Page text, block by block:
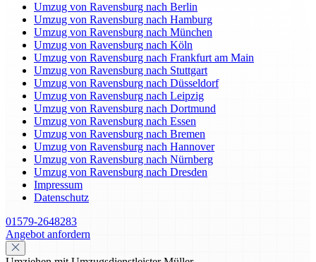
Umzug von Ravensburg nach Berlin
Umzug von Ravensburg nach Hamburg
Umzug von Ravensburg nach München
Umzug von Ravensburg nach Köln
Umzug von Ravensburg nach Frankfurt am Main
Umzug von Ravensburg nach Stuttgart
Umzug von Ravensburg nach Düsseldorf
Umzug von Ravensburg nach Leipzig
Umzug von Ravensburg nach Dortmund
Umzug von Ravensburg nach Essen
Umzug von Ravensburg nach Bremen
Umzug von Ravensburg nach Hannover
Umzug von Ravensburg nach Nürnberg
Umzug von Ravensburg nach Dresden
Impressum
Datenschutz
01579-2648283
Angebot anfordern